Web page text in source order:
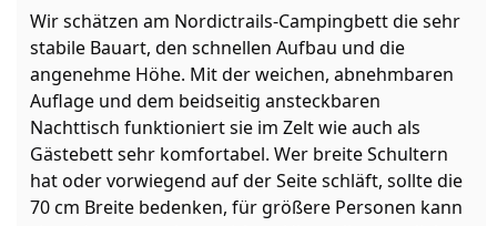
Wir schätzen am Nordictrails-Campingbett die sehr
stabile Bauart, den schnellen Aufbau und die
angenehme Höhe. Mit der weichen, abnehmbaren
Auflage und dem beidseitig ansteckbaren
Nachttisch funktioniert sie im Zelt wie auch als
Gästebett sehr komfortabel. Wer breite Schultern
hat oder vorwiegend auf der Seite schläft, sollte die
70 cm Breite bedenken, für größere Personen kann